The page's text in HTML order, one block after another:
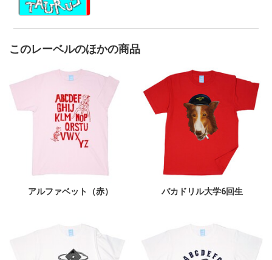
このレーベルのほかの商品
アルファベット（赤） バカドリル大学6回生